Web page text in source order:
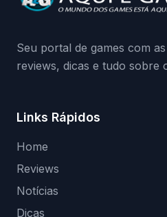
medidas contra acessos
Seu portal de games com
reviews, dicas e tudo sobre
Links Rápidos
Home
Reviews
Notícias
Dicas